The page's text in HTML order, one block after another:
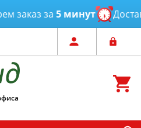
за5 минут Доставка